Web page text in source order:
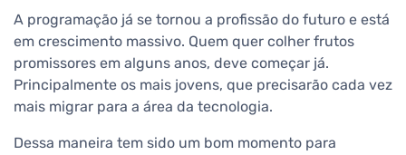
A programação já se tornou a profissão do futuro e está
em crescimento massivo. Quem quer colher frutos
promissores em alguns anos, deve começar já.
Principalmente os mais jovens, que precisarão cada vez
mais migrar para a área da tecnologia.
Dessa maneira tem sido um bom momento para